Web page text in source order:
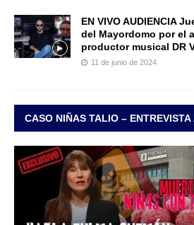
EN VIVO AUDIENCIA
del Mayordomo por el
productor musical DR
11 de junio de 2024
CASO NIÑAS TALIO –